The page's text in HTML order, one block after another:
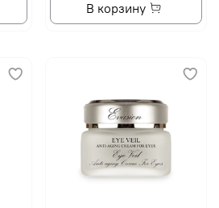
В корзину